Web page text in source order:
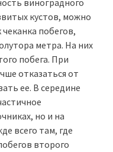
виноградного
кустов, можно
побегов,
метра. На них
побега. При
отказаться от
ее. В середине
но и на
всего там, где
второго